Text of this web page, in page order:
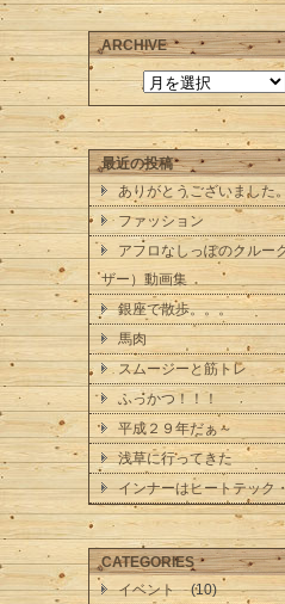
ARCHIVE
最近の投稿
ありがとうございました。
ファッション
アフロなしっぽのクルー
ザー）動画集
銀座で散歩。。。
馬肉
スムージーと筋トレ
ふっかつ！！！
平成２９年だぁ～
浅草に行ってきた
インナーはヒートテック
CATEGORIES
イベント
(10)